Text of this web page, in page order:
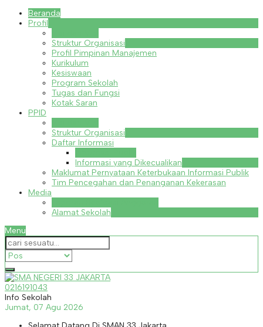
Beranda
Profil
Struktur Organisasi
Profil Pimpinan Manajemen
Kurikulum
Kesiswaan
Program Sekolah
Tugas dan Fungsi
Kotak Saran
PPID
Struktur Organisasi
Daftar Informasi
Informasi yang Dikecualikan
Maklumat Pernyataan Keterbukaan Informasi Publik
Tim Pencegahan dan Penanganan Kekerasan
Media
Alamat Sekolah
Menu
0216191043
Info Sekolah
Jumat, 07 Agu 2026